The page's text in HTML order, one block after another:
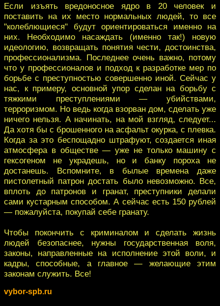
Если изъять вредоносное ядро в 20 человек и
поставить на их место нормальных людей, то все
"колеблющиеся" будут ориентироваться именно на
них. Необходимо насаждать (именно так!) новую
идеологию, возвращать понятия чести, достоинства,
профессионализма. Последнее очень важно, потому
что у профессионалов и подход к разработке мер по
борьбе с преступностью совершенно иной. Сейчас у
нас, к примеру, основной упор сделан на борьбу с
тяжкими преступлениями — убийствами,
терроризмом. Но ведь когда взорван дом, сделать уже
ничего нельзя. А начинать, на мой взгляд, следует...
Да хотя бы с брошенного на асфальт окурка, с плевка.
Когда за это беспощадно штрафуют, создается иная
атмосфера в обществе — уже не только машину с
гексогеном не украдешь, но и банку пороха не
достанешь. Вспомните, в былые времена даже
пистолетный патрон достать было невозможно. Все,
вплоть до патронов и гранат, преступники делали
сами кустарным способом. А сейчас есть 150 рублей
— пожалуйста, покупай себе гранату.
Чтобы покончить с криминалом и сделать жизнь
людей безопаснее, нужны государственная воля,
законы, направленные на исполнение этой воли, и
кадры, способные, а главное — желающие этим
законам служить. Все!
vybor-spb.ru